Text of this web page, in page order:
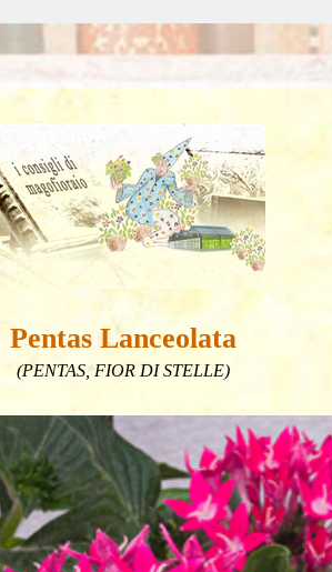
Pentas Lanceolata
(PENTAS, FIOR DI STELLE)